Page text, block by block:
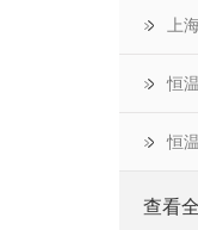
上
恒
恒
查看